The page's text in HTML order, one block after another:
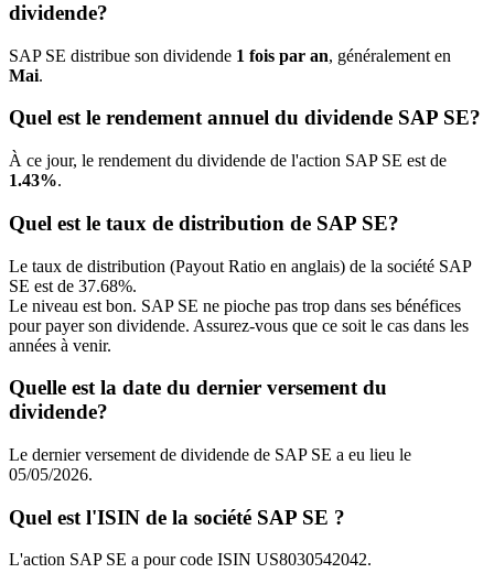
dividende?
SAP SE distribue son dividende 1 fois par an, généralement en
Mai.
Quel est le rendement annuel du dividende SAP SE?
À ce jour, le rendement du dividende de l'action SAP SE est de
1.43%.
Quel est le taux de distribution de SAP SE?
Le taux de distribution (Payout Ratio en anglais) de la société SAP
SE est de 37.68%.
Le niveau est bon. SAP SE ne pioche pas trop dans ses bénéfices
pour payer son dividende. Assurez-vous que ce soit le cas dans les
années à venir.
Quelle est la date du dernier versement du
dividende?
Le dernier versement de dividende de SAP SE a eu lieu le
05/05/2026.
Quel est l'ISIN de la société SAP SE ?
L'action SAP SE a pour code ISIN US8030542042.